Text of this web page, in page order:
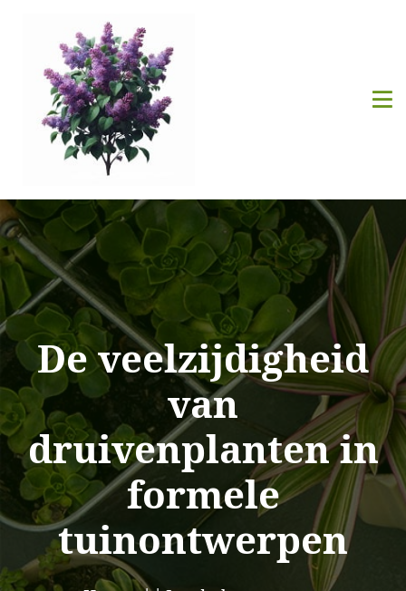
De veelzijdigheid
van
druivenplanten in
formele
tuinontwerpen